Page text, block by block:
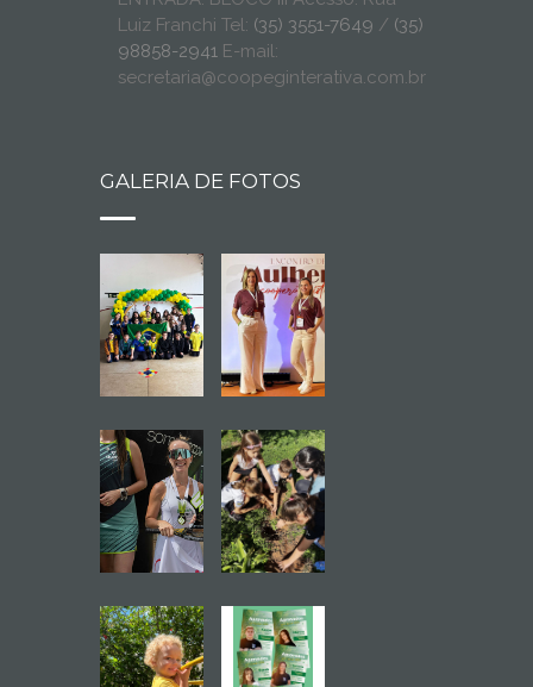
Luiz Franchi Tel: (35) 3551-7649 / (35)
98858-2941 E-mail:
secretaria@coopeginterativa.com.br
GALERIA DE FOTOS